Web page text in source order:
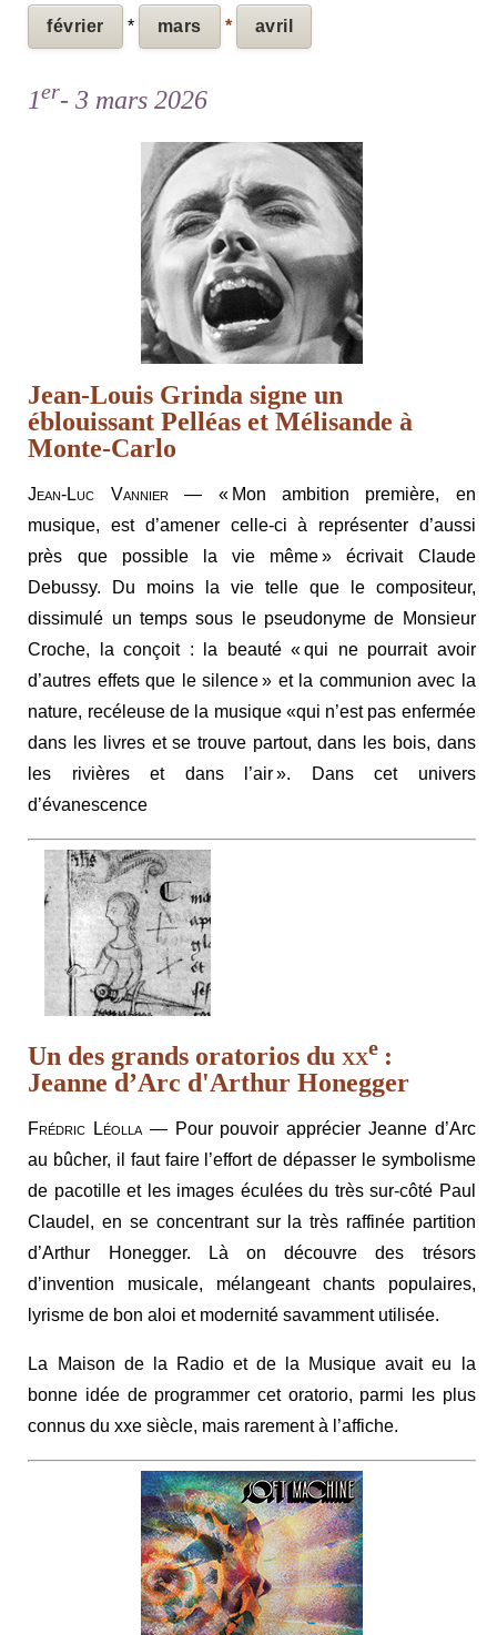
février * mars * avril
1er- 3 mars 2026
Jean-Louis Grinda signe un
éblouissant Pelléas et Mélisande à
Monte-Carlo
Jean-Luc Vannier— « Mon ambition première, en
musique, est d’amener celle-ci à représenter d’aussi
près que possible la vie même » écrivait Claude
Debussy. Du moins la vie telle que le compositeur,
dissimulé un temps sous le pseudonyme de Monsieur
Croche, la conçoit : la beauté « qui ne pourrait avoir
d’autres effets que le silence » et la communion avec la
nature, recéleuse de la musique «qui n’est pas enfermée
dans les livres et se trouve partout, dans les bois, dans
les rivières et dans l’air ». Dans cet univers
d’évanescence
Un des grands oratorios duxxe :
Jeanne d’Arc d'Arthur Honegger
Frédric Léolla — Pour pouvoir apprécier Jeanne d’Arc
au bûcher, il faut faire l’effort de dépasser le symbolisme
de pacotille et les images éculées du très sur-côté Paul
Claudel, en se concentrant sur la très raffinée partition
d’Arthur Honegger. Là on découvre des trésors
d’invention musicale, mélangeant chants populaires,
lyrisme de bon aloi et modernité savamment utilisée.
La Maison de la Radio et de la Musique avait eu la
bonne idée de programmer cet oratorio, parmi les plus
connus du xxe siècle, mais rarement à l’affiche.